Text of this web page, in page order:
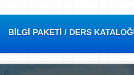
BİLGİ PAKETİ / DERS